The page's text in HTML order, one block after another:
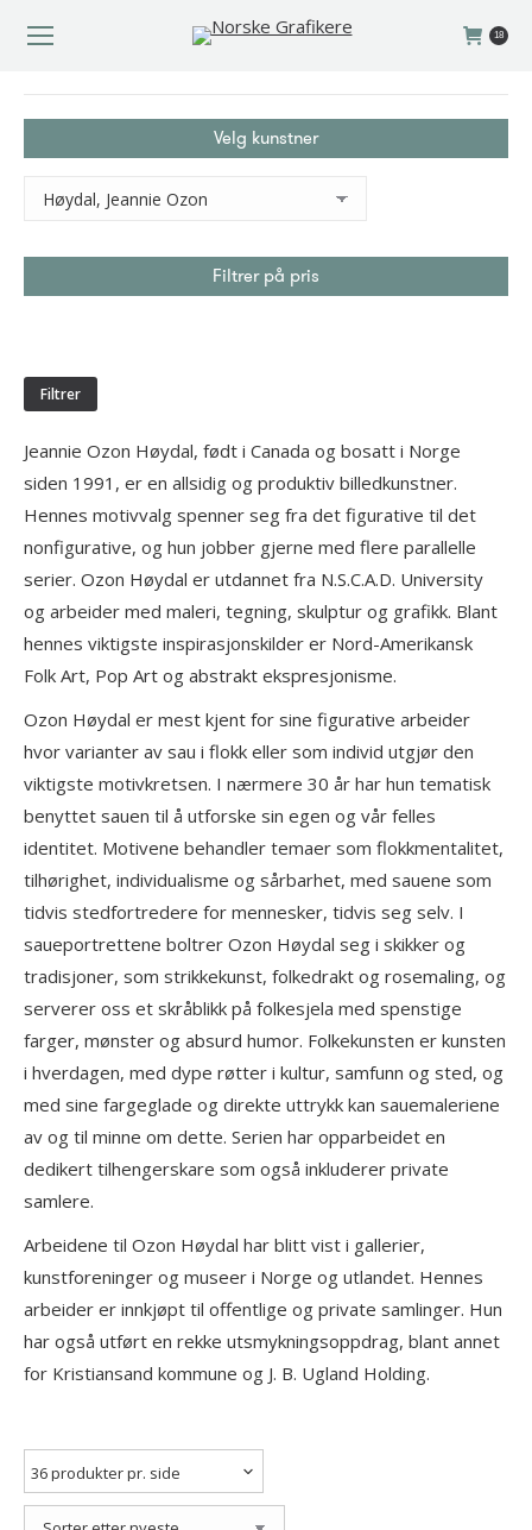
18
Velg kunstner
Filtrer på pris
Filtrer
Jeannie Ozon Høydal, født i Canada og bosatt i Norge
siden 1991, er en allsidig og produktiv billedkunstner.
Hennes motivvalg spenner seg fra det figurative til det
nonfigurative, og hun jobber gjerne med flere parallelle
serier. Ozon Høydal er utdannet fra N.S.C.A.D. University
og arbeider med maleri, tegning, skulptur og grafikk. Blant
hennes viktigste inspirasjonskilder er Nord-Amerikansk
Folk Art, Pop Art og abstrakt ekspresjonisme.
Ozon Høydal er mest kjent for sine figurative arbeider
hvor varianter av sau i flokk eller som individ utgjør den
viktigste motivkretsen. I nærmere 30 år har hun tematisk
benyttet sauen til å utforske sin egen og vår felles
identitet. Motivene behandler temaer som flokkmentalitet,
tilhørighet, individualisme og sårbarhet, med sauene som
tidvis stedfortredere for mennesker, tidvis seg selv. I
saueportrettene boltrer Ozon Høydal seg i skikker og
tradisjoner, som strikkekunst, folkedrakt og rosemaling, og
serverer oss et skråblikk på folkesjela med spenstige
farger, mønster og absurd humor. Folkekunsten er kunsten
i hverdagen, med dype røtter i kultur, samfunn og sted, og
med sine fargeglade og direkte uttrykk kan sauemaleriene
av og til minne om dette. Serien har opparbeidet en
dedikert tilhengerskare som også inkluderer private
samlere.
Arbeidene til Ozon Høydal har blitt vist i gallerier,
kunstforeninger og museer i Norge og utlandet. Hennes
arbeider er innkjøpt til offentlige og private samlinger. Hun
har også utført en rekke utsmykningsoppdrag, blant annet
for Kristiansand kommune og J. B. Ugland Holding.